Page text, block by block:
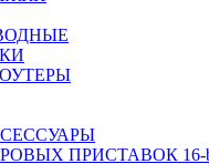
ПРИСТАВОК 16-